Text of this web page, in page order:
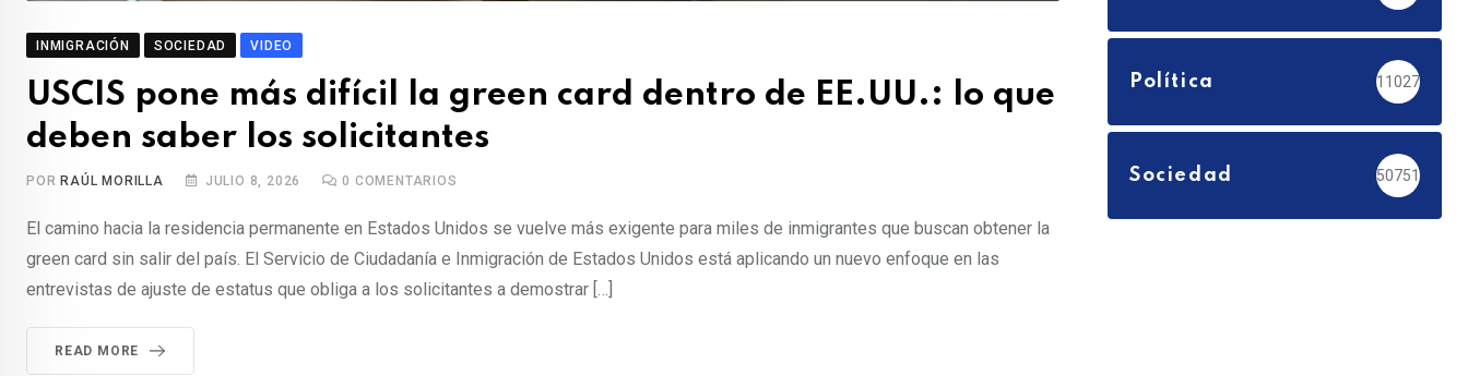
INMIGRACIÓN SOCIEDAD VIDEO
USCIS pone más difícil la green card dentro de EE.UU.: lo que
deben saber los solicitantes
POR RAÚL MORILLA JULIO 8, 2026 0 COMENTARIOS
El camino hacia la residencia permanente en Estados Unidos se vuelve más exigente para miles de inmigrantes que buscan obtener la
green card sin salir del país. El Servicio de Ciudadanía e Inmigración de Estados Unidos está aplicando un nuevo enfoque en las
entrevistas de ajuste de estatus que obliga a los solicitantes a demostrar […]
READ MORE
Política 11027
Sociedad 50751